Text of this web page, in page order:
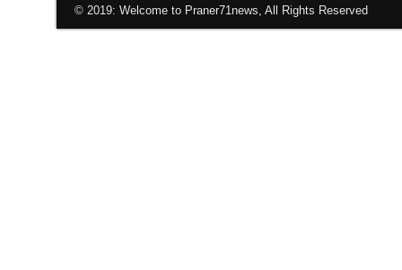
© 2019: Welcome to Praner71news, All Rights Reserved